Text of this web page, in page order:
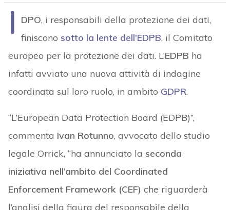
I DPO, i responsabili della protezione dei dati,
finiscono sotto la lente dell’EDPB, il Comitato
europeo per la protezione dei dati. L’EDPB ha
infatti avviato una nuova attività di indagine
coordinata sul loro ruolo, in ambito GDPR.
“L’European Data Protection Board (EDPB)”,
commenta Ivan Rotunno, avvocato dello studio
legale Orrick, “ha annunciato la seconda
iniziativa nell’ambito del Coordinated
Enforcement Framework (CEF) che riguarderà
l’analisi della figura del responsabile della